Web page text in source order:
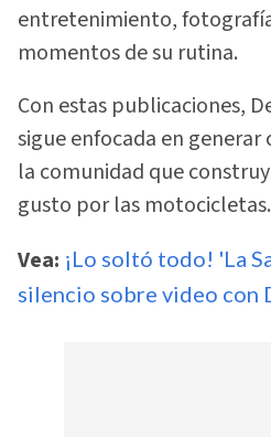
entretenimiento,
momentos de su rutina.
Con estas publicaciones,
sigue enfocada en
la comunidad que
gusto por las motocicletas.
Vea: ¡Lo soltó todo! 'La
silencio sobre video con